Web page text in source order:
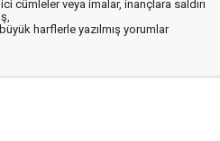
cümleler veya imalar, inançlara saldırı
harflerle yazılmış yorumlar